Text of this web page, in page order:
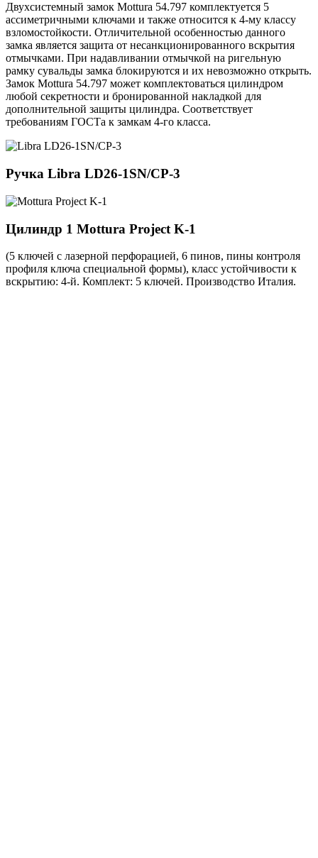
Двухсистемный замок Mottura 54.797 комплектуется 5
ассиметричными ключами и также относится к 4-му классу
взломостойкости. Отличительной особенностью данного
замка является защита от несанкционированного вскрытия
отмычками. При надавливании отмычкой на ригельную
рамку сувальды замка блокируются и их невозможно открыть.
Замок Mottura 54.797 может комплектоваться цилиндром
любой секретности и бронированной накладкой для
дополнительной защиты цилиндра. Соответствует
требованиям ГОСТа к замкам 4-го класса.
Ручка Libra LD26-1SN/CP-3
Цилиндр 1 Mottura Project K-1
(5 ключей с лазерной перфорацией, 6 пинов, пины контроля
профиля ключа специальной формы), класс устойчивости к
вскрытию: 4-й. Комплект: 5 ключей. Производство Италия.